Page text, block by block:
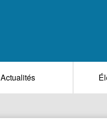
Actualités